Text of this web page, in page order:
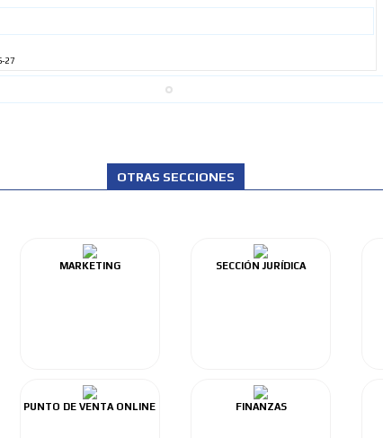
27
OTRAS SECCIONES
MARKETING SECCIÓN JURÍDICA
PUNTO DE VENTA ONLINE FINANZAS